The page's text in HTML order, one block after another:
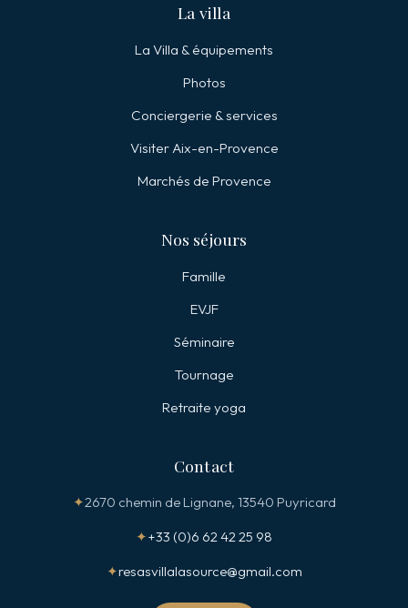
La villa
La Villa & équipements
Photos
Conciergerie & services
Visiter Aix-en-Provence
Marchés de Provence
Nos séjours
Famille
EVJF
Séminaire
Tournage
Retraite yoga
Contact
✦2670 chemin de Lignane, 13540 Puyricard
✦+33 (0)6 62 42 25 98
✦resasvillalasource@gmail.com